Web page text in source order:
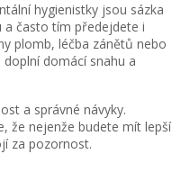
hygienistky jsou sázka
a často tím předejdete i
plomb, léčba zánětů nebo
domácí snahu a
a správné návyky.
že nejenže budete mít lepší
za pozornost.